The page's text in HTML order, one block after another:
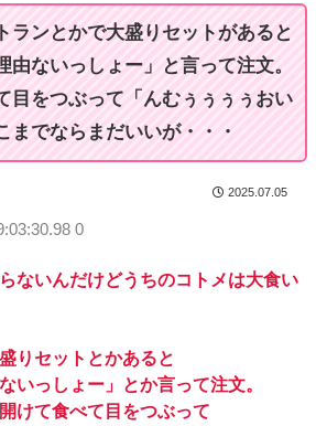
ランとかで大盛りセットがあると
由ないっしょー」と言って注文。
目をつぶって「んむぅぅぅぅおい
でならまだいいが・・・
2025.07.05
0
ないんだけどうちのコトメは大食い
りセットとかあると
いっしょー」とか言って注文。
けて食べて目をつぶって